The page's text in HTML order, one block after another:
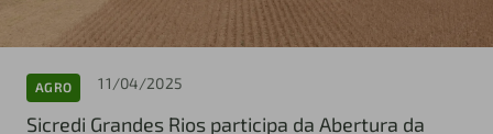
AGRO 11/04/2025
Sicredi Grandes Rios participa da Abertura da